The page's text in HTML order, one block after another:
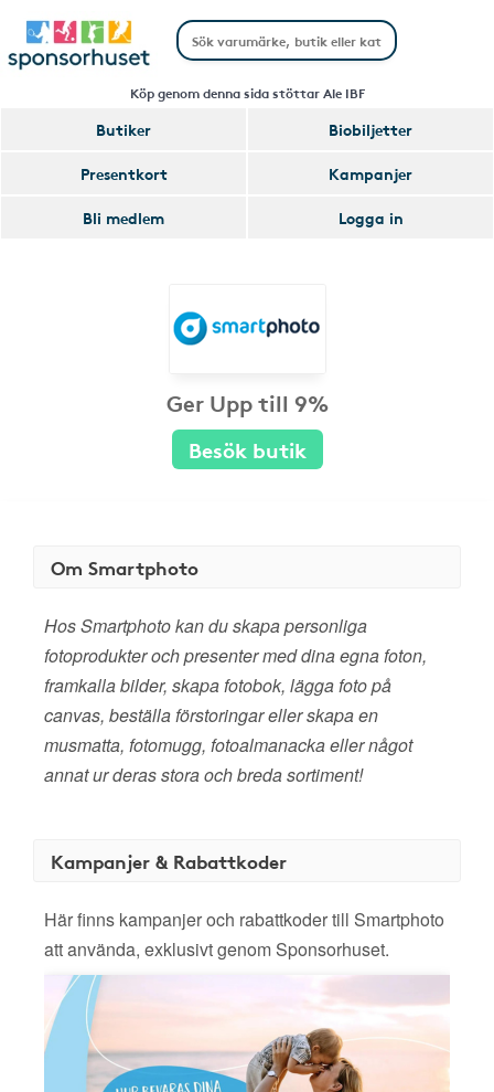
Köp genom denna sida stöttar Ale IBF
Butiker
Biobiljetter
Presentkort
Kampanjer
Bli medlem
Logga in
Ger Upp till 9%
Besök butik
Om Smartphoto
Hos Smartphoto kan du skapa personliga
fotoprodukter och presenter med dina egna foton,
framkalla bilder, skapa fotobok, lägga foto på
canvas, beställa förstoringar eller skapa en
musmatta, fotomugg, fotoalmanacka eller något
annat ur deras stora och breda sortiment!
Kampanjer & Rabattkoder
Här finns kampanjer och rabattkoder till Smartphoto
att använda, exklusivt genom Sponsorhuset.